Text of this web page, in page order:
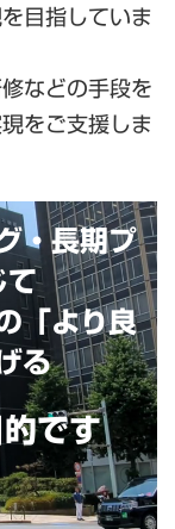
目指していま
などの手段を
をご支援しま
・長期プ
て
「より良
る
です